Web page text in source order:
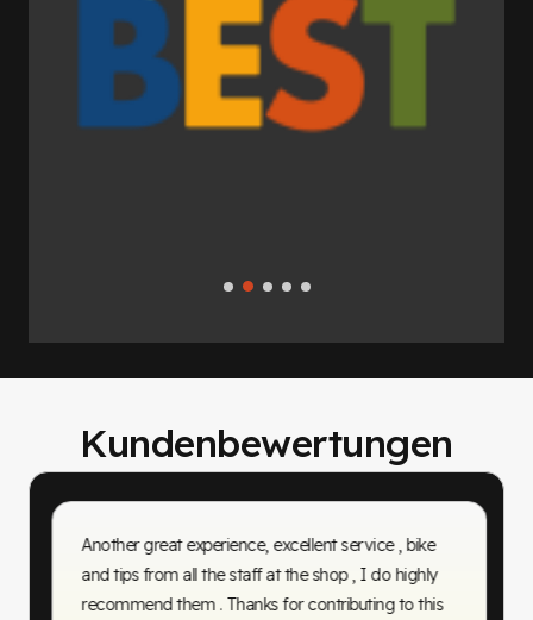
Kundenbewertungen
Another great experience, excellent service , bike
and tips from all the staff at the shop , I do highly
recommend them . Thanks for contributing to this